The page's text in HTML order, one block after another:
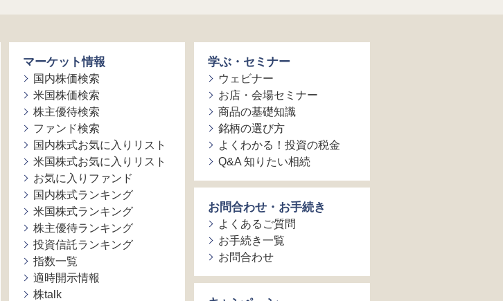
マーケット情報
国内株価検索
米国株価検索
株主優待検索
ファンド検索
国内株式お気に入りリスト
米国株式お気に入りリスト
お気に入りファンド
国内株式ランキング
米国株式ランキング
株主優待ランキング
投資信託ランキング
指数一覧
適時開示情報
株talk
学ぶ・セミナー
ウェビナー
お店・会場セミナー
商品の基礎知識
銘柄の選び方
よくわかる！投資の税金
Q&A 知りたい相続
お問合わせ・お手続き
よくあるご質問
お手続き一覧
お問合わせ